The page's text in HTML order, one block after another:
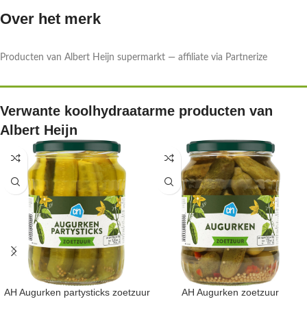
Over het merk
Producten van Albert Heijn supermarkt — affiliate via Partnerize
Verwante koolhydraatarme producten van
Albert Heijn
AH Augurken partysticks zoetzuur AH Augurken zoetzuur